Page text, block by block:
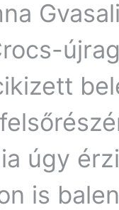
úgy
is